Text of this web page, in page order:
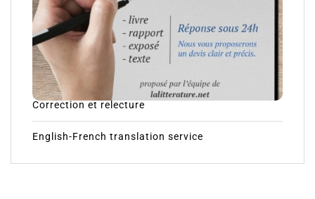
Correction et relecture
English-French translation service